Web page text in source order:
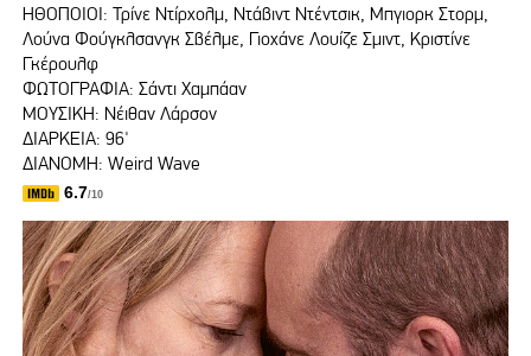
ΗΘΟΠΟΙΟΙ: Τρίνε Ντίρχολμ, Ντάβιντ Ντέντσικ, Μπγιορκ Στορμ,
Λούνα Φούγκλσανγκ Σβέλμε, Γιοχάνε Λουίζε Σμιντ, Κριστίνε
Γκέρουλφ
ΦΩΤΟΓΡΑΦΙΑ: Σάντι Χαμπάαν
ΜΟΥΣΙΚΗ: Νέιθαν Λάρσον
ΔΙΑΡΚΕΙΑ: 96'
ΔΙΑΝΟΜΗ: Weird Wave
6.7/10